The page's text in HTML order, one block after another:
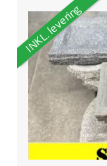
INKL. levering